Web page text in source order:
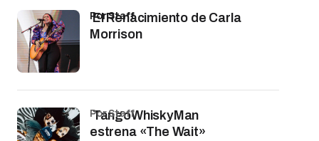
El Renacimiento de Carla
Morrison
por Staff
TangoWhiskyMan
estrena «The Wait»
por Staff